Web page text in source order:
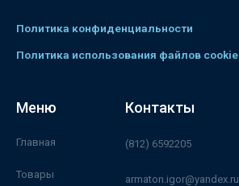
Политика конфиденциальности
Политика использования файлов cookie
Меню
Главная
Товары
Контакты
(812) 6592205
armaton.igor@yandex.ru